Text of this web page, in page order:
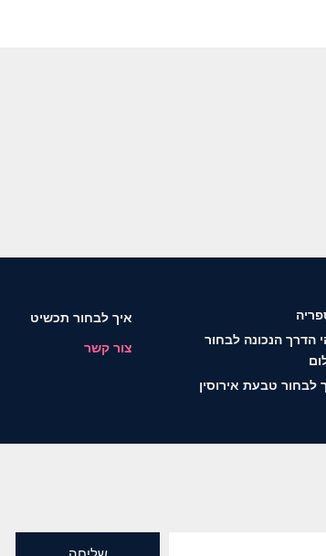
הדרך הנכונה לבחור
לבחור טבעת אירוסין
איך לבחור תכשיט
צור קשר